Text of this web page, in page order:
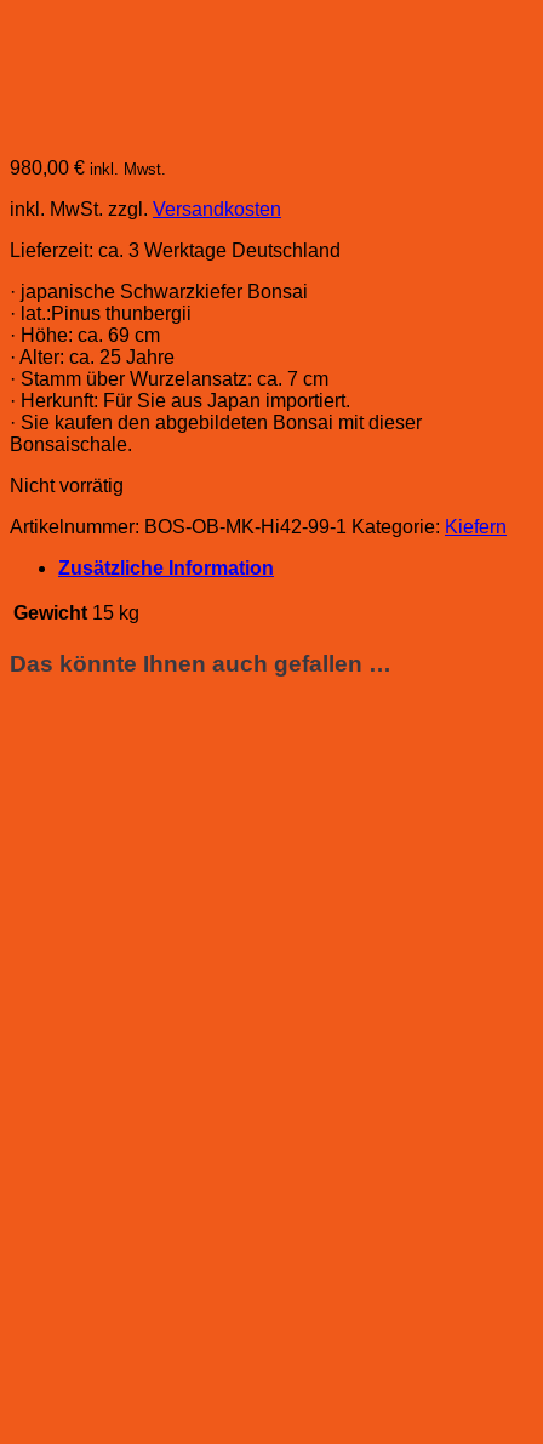
980,00 € inkl. Mwst.
inkl. MwSt. zzgl. Versandkosten
Lieferzeit: ca. 3 Werktage Deutschland
· japanische Schwarzkiefer Bonsai
· lat.:Pinus thunbergii
· Höhe: ca. 69 cm
· Alter: ca. 25 Jahre
· Stamm über Wurzelansatz: ca. 7 cm
· Herkunft: Für Sie aus Japan importiert.
· Sie kaufen den abgebildeten Bonsai mit dieser
Bonsaischale.
Nicht vorrätig
Artikelnummer: BOS-OB-MK-Hi42-99-1 Kategorie: Kiefern
Zusätzliche Information
Gewicht 15 kg
Das könnte Ihnen auch gefallen …